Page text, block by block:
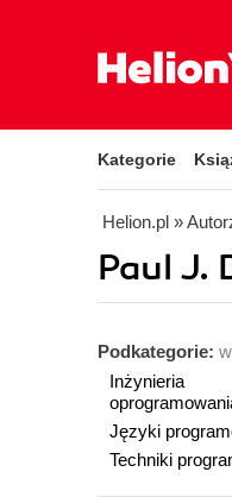
Kategorie
Helion.pl »
Paul J.
Podkategorie:
Inżynieria
Języki
Techniki